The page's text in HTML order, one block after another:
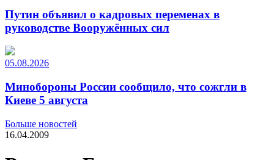
Путин объявил о кадровых переменах в
руководстве Вооружённых сил
05.08.2026
Минобороны России сообщило, что сожгли в
Киеве 5 августа
Больше новостей
16.04.2009